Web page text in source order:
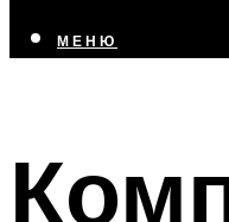
МЕНЮ